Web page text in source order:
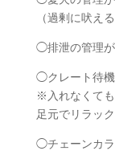
（過剰に吠え
◯排泄の管理が
◯クレート待機
※入れなくて
足元でリラッ
◯チェーンカ